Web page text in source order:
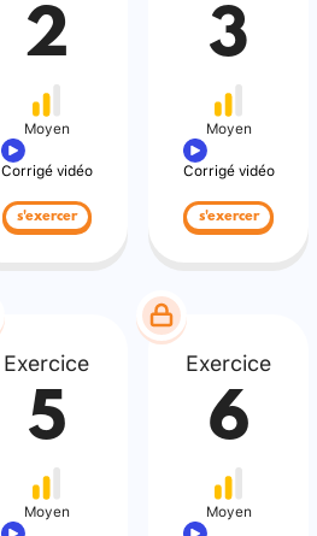
2
Moyen
Corrigé vidéo
s'exercer
3
Moyen
Corrigé vidéo
s'exercer
Exercice
5
Moyen
Exercice
6
Moyen